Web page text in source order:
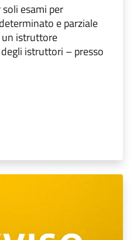
esami per
e parziale
istruttore
istruttori – presso